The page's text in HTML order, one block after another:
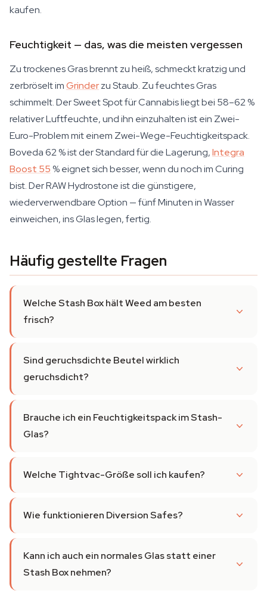
kaufen.
Feuchtigkeit — das, was die meisten vergessen
Zu trockenes Gras brennt zu heiß, schmeckt kratzig und
zerbröselt imGrinderzu Staub. Zu feuchtes Gras
schimmelt. Der Sweet Spot für Cannabis liegt bei 58–62 %
relativer Luftfeuchte, und ihn einzuhalten ist ein Zwei-
Euro-Problem mit einem Zwei-Wege-Feuchtigkeitspack.
Boveda 62 % ist der Standard für die Lagerung,Integra
Boost 55 % eignet sich besser, wenn du noch im Curing
bist. Der RAW Hydrostone ist die günstigere,
wiederverwendbare Option — fünf Minuten in Wasser
einweichen, ins Glas legen, fertig.
Häufig gestellte Fragen
Welche Stash Box hält Weed am besten
frisch?
Sind geruchsdichte Beutel wirklich
geruchsdicht?
Brauche ich ein Feuchtigkeitspack im Stash-
Glas?
Welche Tightvac-Größe soll ich kaufen?
Wie funktionieren Diversion Safes?
Kann ich auch ein normales Glas statt einer
Stash Box nehmen?